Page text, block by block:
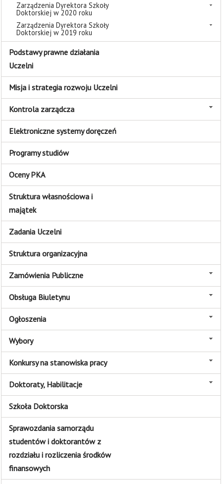
Zarządzenia Dyrektora Szkoły
Doktorskiej w 2020 roku
Zarządzenia Dyrektora Szkoły
Doktorskiej w 2019 roku
Podstawy prawne działania
Uczelni
Misja i strategia rozwoju Uczelni
Kontrola zarządcza
Elektroniczne systemy doręczeń
Programy studiów
Oceny PKA
Struktura własnościowa i
majątek
Zadania Uczelni
Struktura organizacyjna
Zamówienia Publiczne
Obsługa Biuletynu
Ogłoszenia
Wybory
Konkursy na stanowiska pracy
Doktoraty, Habilitacje
Szkoła Doktorska
Sprawozdania samorządu
studentów i doktorantów z
rozdziału i rozliczenia środków
finansowych